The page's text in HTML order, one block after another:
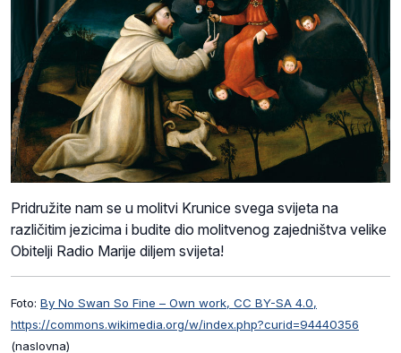
Pridružite nam se u molitvi Krunice svega svijeta na
različitim jezicima i budite dio molitvenog zajedništva velike
Obitelji Radio Marije diljem svijeta!
Foto: By No Swan So Fine – Own work, CC BY-SA 4.0,
https://commons.wikimedia.org/w/index.php?curid=94440356
(naslovna)